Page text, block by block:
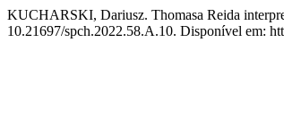
KUCHARSKI, Dariusz. Thomasa Reida
10.21697/spch.2022.58.A.10. Disponível em: